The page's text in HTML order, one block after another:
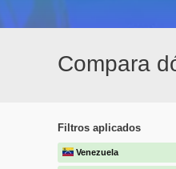
Compara
Filtros aplicados
Venezuela